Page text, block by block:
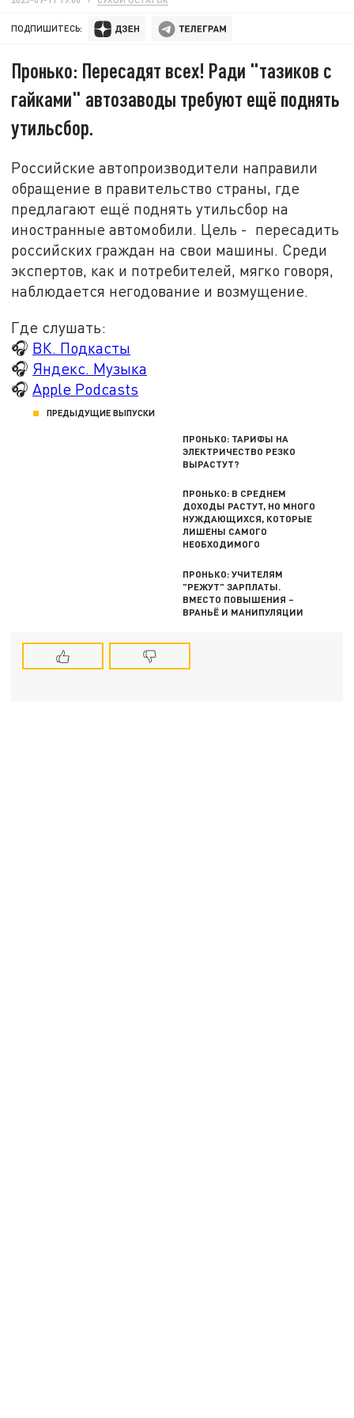
ПОДПИШИТЕСЬ:
Пронько: Пересадят всех! Ради "тазиков с
гайками" автозаводы требуют ещё поднять
утильсбор.
Российские автопроизводители направили
обращение в правительство страны, где
предлагают ещё поднять утильсбор на
иностранные автомобили. Цель - пересадить
российских граждан на свои машины. Среди
экспертов, как и потребителей, мягко говоря,
наблюдается негодование и возмущение.
Где слушать:
🎧 ВК. Подкасты
🎧 Яндекс. Музыка
🎧 Apple Podcasts
ПРЕДЫДУЩИЕ ВЫПУСКИ
ПРОНЬКО: ТАРИФЫ НА
ЭЛЕКТРИЧЕСТВО РЕЗКО
ВЫРАСТУТ?
ПРОНЬКО: В СРЕДНЕМ
ДОХОДЫ РАСТУТ, НО МНОГО
НУЖДАЮЩИХСЯ, КОТОРЫЕ
ЛИШЕНЫ САМОГО
НЕОБХОДИМОГО
ПРОНЬКО: УЧИТЕЛЯМ
"РЕЖУТ" ЗАРПЛАТЫ.
ВМЕСТО ПОВЫШЕНИЯ –
ВРАНЬЁ И МАНИПУЛЯЦИИ